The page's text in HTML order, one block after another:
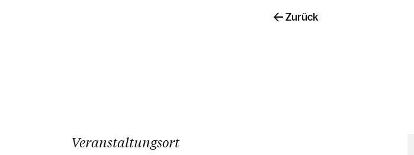
Zurück
Veranstaltungsort